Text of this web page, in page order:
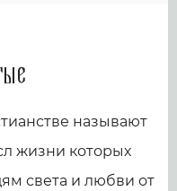
называют
жизни которых
света и любви от